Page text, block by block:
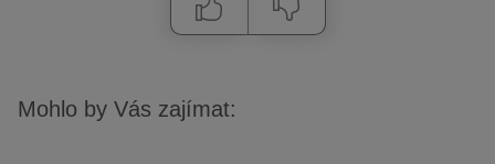
Mohlo by Vás zajímat: